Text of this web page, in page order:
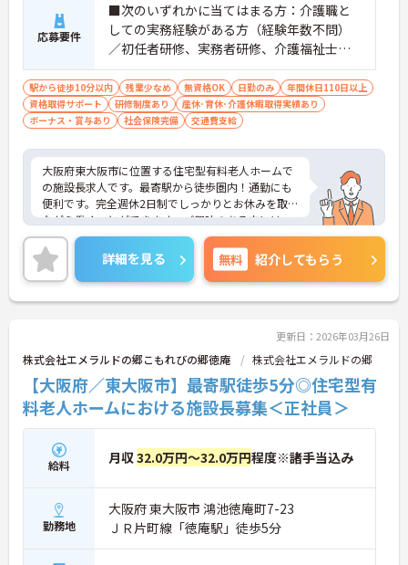
応募要件
■次のいずれかに当てはまる方：介護職と
しての実務経験がある方（経験年数不問）
／初任者研修、実務者研修、介護福祉士な
どの介護資格をお持ちの方／店長やリーダ
ーなどの経歴をお持ちの方■Word、Excel
の基本スキル必須■普通自動車運転免許（A
T限定可）必須
駅から徒歩10分以内 残業少なめ 無資格OK 日勤のみ
年間休日110日以上
資格取得サポート
研修制度あり
産休･育休･介護休暇取得実績あり
ボーナス・賞与あり
社会保険完備 交通費支給
大阪府東大阪市に位置する住宅型有料老人ホームで
の施設長求人です。最寄駅から徒歩圏内！通勤にも
便利です。完全週休2日制でしっかりとお休みを取り
ながら働くことができます。ご興味のある方には、
面接対策ポイント等、さらに詳細をお話ししますの
でお気軽にご相談ください！
詳細を見る 無料 紹介してもらう
更新日：2026年03月26日
株式会社エメラルドの郷こもれびの郷徳庵 株式会社エメラルドの郷
【大阪府／東大阪市】最寄駅徒歩5分◎住宅型有
料老人ホームにおける施設長募集＜正社員＞
給料 月収32.0万円～32.0万円程度※諸手当込み
勤務地
大阪府 東大阪市 鴻池徳庵町7-23
ＪＲ片町線「徳庵駅」徒歩5分